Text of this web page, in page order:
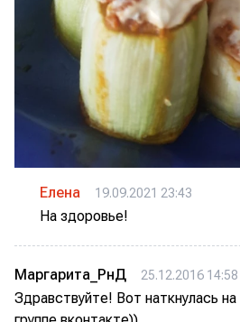
Елена 19.09.2021 23:43
На здоровье!
Маргарита_РнД 25.12.2016 14:58
Здравствуйте! Вот наткнулась